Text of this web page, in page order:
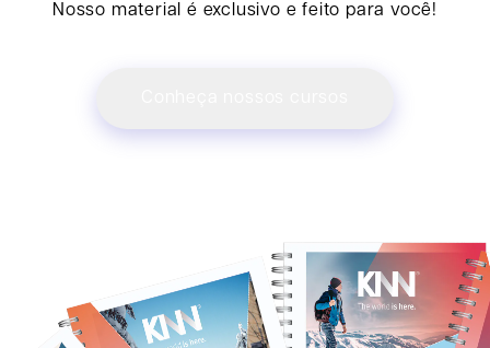
Nosso material é exclusivo e feito para você!